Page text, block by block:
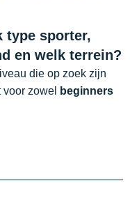
type sporter,
en welk terrein?
die op zoek zijn
zowel
beginners